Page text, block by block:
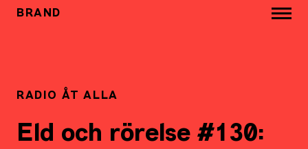
BRAND
RADIO ÅT ALLA
Eld och rörelse #130: